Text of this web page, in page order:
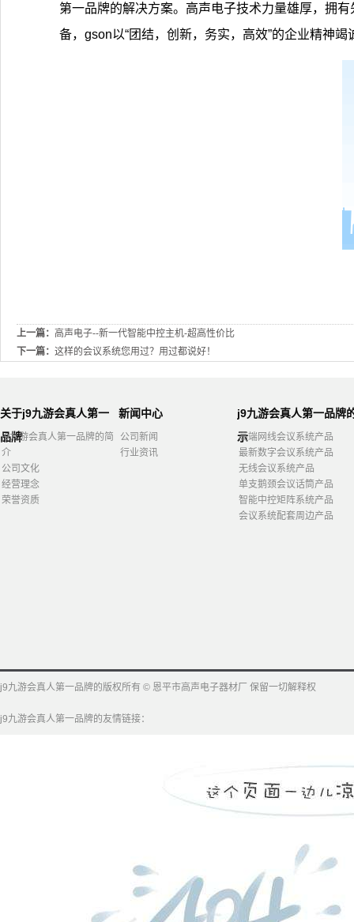
第一品牌的解决方案。高声电子技术力量雄厚，拥
备，gson以“团结，创新，务实，高效”的企业精神
上一篇： 高声电子--新一代智能中控主机-超高性价比
下一篇： 这样的会议系统您用过？用过都说好！
关于j9九游会真人第一
品牌
j9九游会真人第一品牌的简
介
公司文化
经营理念
荣誉资质
新闻中心
公司新闻
行业资讯
j9九游会真人第一品牌
示
高端网线会议系统产品
最新数字会议系统产品
无线会议系统产品
单支鹅颈会议话筒产品
智能中控矩阵系统产品
会议系统配套周边产品
j9九游会真人第一品牌的版权所有 © 恩平市高声电子器材厂 保留一切解释权
j9九游会真人第一品牌的友情链接：